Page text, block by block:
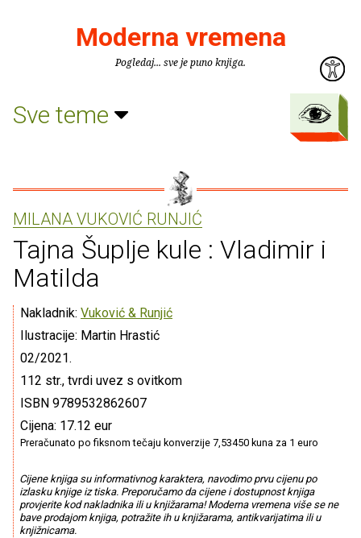
Moderna vremena
Pogledaj... sve je puno knjiga.
Sve teme
MILANA VUKOVIĆ RUNJIĆ
Tajna Šuplje kule : Vladimir i
Matilda
Nakladnik: Vuković & Runjić
Ilustracije: Martin Hrastić
02/2021.
112 str., tvrdi uvez s ovitkom
ISBN 9789532862607
Cijena: 17.12 eur
Preračunato po fiksnom tečaju konverzije 7,53450 kuna za 1 euro
Cijene knjiga su informativnog karaktera, navodimo prvu cijenu po
izlasku knjige iz tiska. Preporučamo da cijene i dostupnost knjiga
provjerite kod nakladnika ili u knjižarama! Moderna vremena više se ne
bave prodajom knjiga, potražite ih u knjižarama, antikvarijatima ili u
knjižnicama.